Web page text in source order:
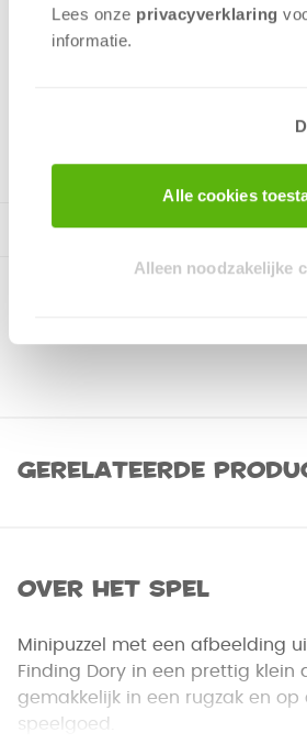
Lees onze privacyverklaring
informatie.
Alle cookies
Alleen noodzakelijke
Dory in een prettig klein doosje. Past
rugzak en op de plank met speelgoed.
Gerelateerde
Over het spel
Minipuzzel met een afbeelding
Finding Dory in een prettig klein
gemakkelijk in een rugzak en
speelgoed.